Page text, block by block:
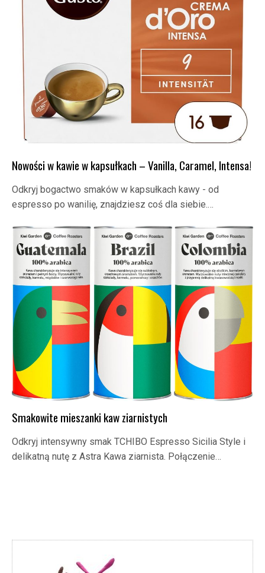
Nowości w kawie w kapsułkach – Vanilla, Caramel, Intensa!
Odkryj bogactwo smaków w kapsułkach kawy - od
espresso po wanilię, znajdziesz coś dla siebie.…
Smakowite mieszanki kaw ziarnistych
Odkryj intensywny smak TCHIBO Espresso Sicilia Style i
delikatną nutę z Astra Kawa ziarnista. Połączenie…